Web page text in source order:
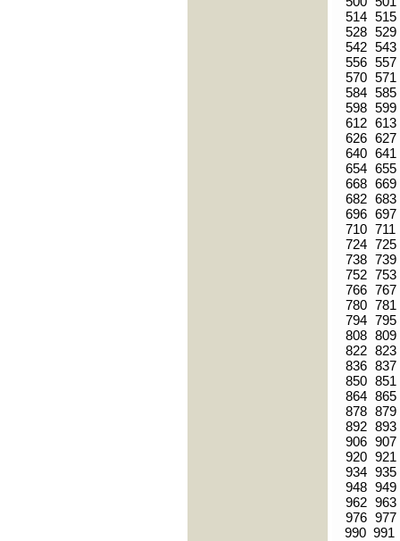
514 515
528 529
542 543
556 557
570 571
584 585
598 599
612 613
626 627
640 641
654 655
668 669
682 683
696 697
710 711
724 725
738 739
752 753
766 767
780 781
794 795
808 809
822 823
836 837
850 851
864 865
878 879
892 893
906 907
920 921
934 935
948 949
962 963
976 977
990 991